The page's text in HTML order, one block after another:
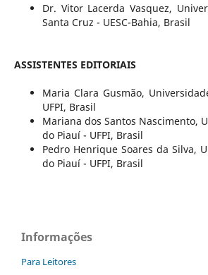
Dr. Vitor Lacerda Vasquez,
Santa Cruz - UESC-Bahia, Brasil
ASSISTENTES EDITORIAIS
Maria Clara Gusmão,
UFPI, Brasil
Mariana dos Santos Nascimento,
do Piauí - UFPI, Brasil
Pedro Henrique Soares da Silva,
do Piauí - UFPI, Brasil
Informações
Para Leitores